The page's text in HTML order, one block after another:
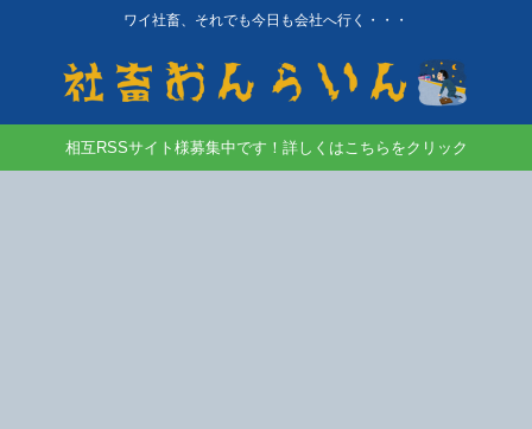
ワイ社畜、それでも今日も会社へ行く・・・
相互RSSサイト様募集中です！詳しくはこちらをクリック